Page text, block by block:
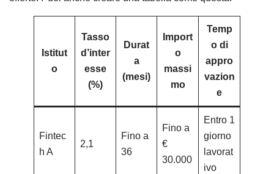
Istitut
o
Tasso
d’inter
esse
(%)
Durat
a
(mesi)
Import
o
massi
mo
Temp
o di
appro
vazion
e
Fintec
h A
2,1
Fino a
36
Fino a
€
30.000
Entro 1
giorno
lavorat
ivo